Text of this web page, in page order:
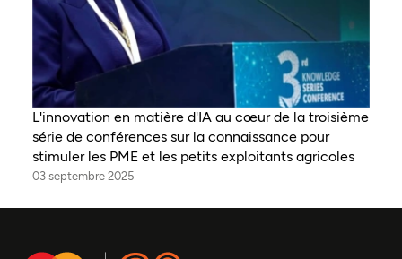
L'innovation en matière d'IA au cœur de la troisième
série de conférences sur la connaissance pour
stimuler les PME et les petits exploitants agricoles
03 septembre 2025